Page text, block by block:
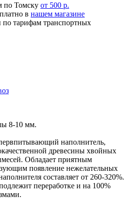
по Томску от 500 р.
в нашем магазине
по тарифам транспортных
8-10 мм.
наполнитель,
древесины хвойных
Обладает приятным
появление нежелательных
составляет от 260-320%.
переработке и на 100%